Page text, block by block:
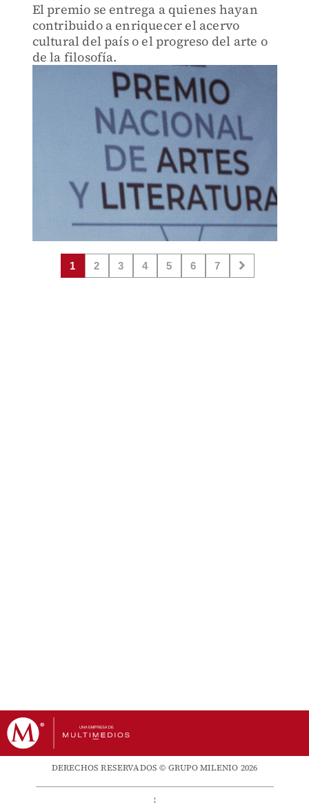
El premio se entrega a quienes hayan
contribuido a enriquecer el acervo
cultural del país o el progreso del arte o
de la filosofía.
1 2 3 4 5 6 7
DERECHOS RESERVADOS © GRUPO MILENIO 2026